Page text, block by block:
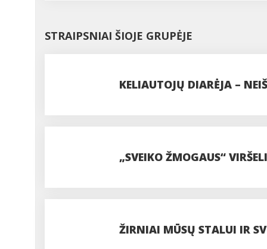
STRAIPSNIAI ŠIOJE GRUPĖJE
KELIAUTOJŲ DIARĖJA –
„SVEIKO ŽMOGAUS“
ŽIRNIAI MŪSŲ STALUI IR